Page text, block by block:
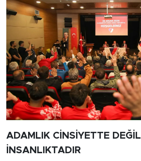
ADAMLIK CİNSİYETTE DEĞİL
İNSANLIKTADIR